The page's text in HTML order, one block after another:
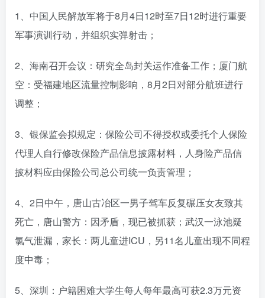
1、中国人民解放军将于8月4日12时至7日12时进行重要
军事演训行动，并组织实弹射击；
2、海南召开会议：研究全岛封关运作准备工作；厦门航
空：受福建地区流量控制影响，8月2日对部分航班进行
调整​；
3、银保监会拟规定：保险公司不得授权或委托个人保险
代理人自行修改保险产品信息披露材料，人身险产品信
披材料应由保险公司总公司统一负责管理；
4、2日中午，唐山古冶区一男子驾车反复碾压女友致其
死亡，唐山警方：因矛盾，现已被抓获；武汉一泳池疑
氯气泄漏，家长：两儿童进ICU，另11名儿童出现不同程
度中毒；
5、深圳：户籍困难大学生每人每年最高可获2.3万元资